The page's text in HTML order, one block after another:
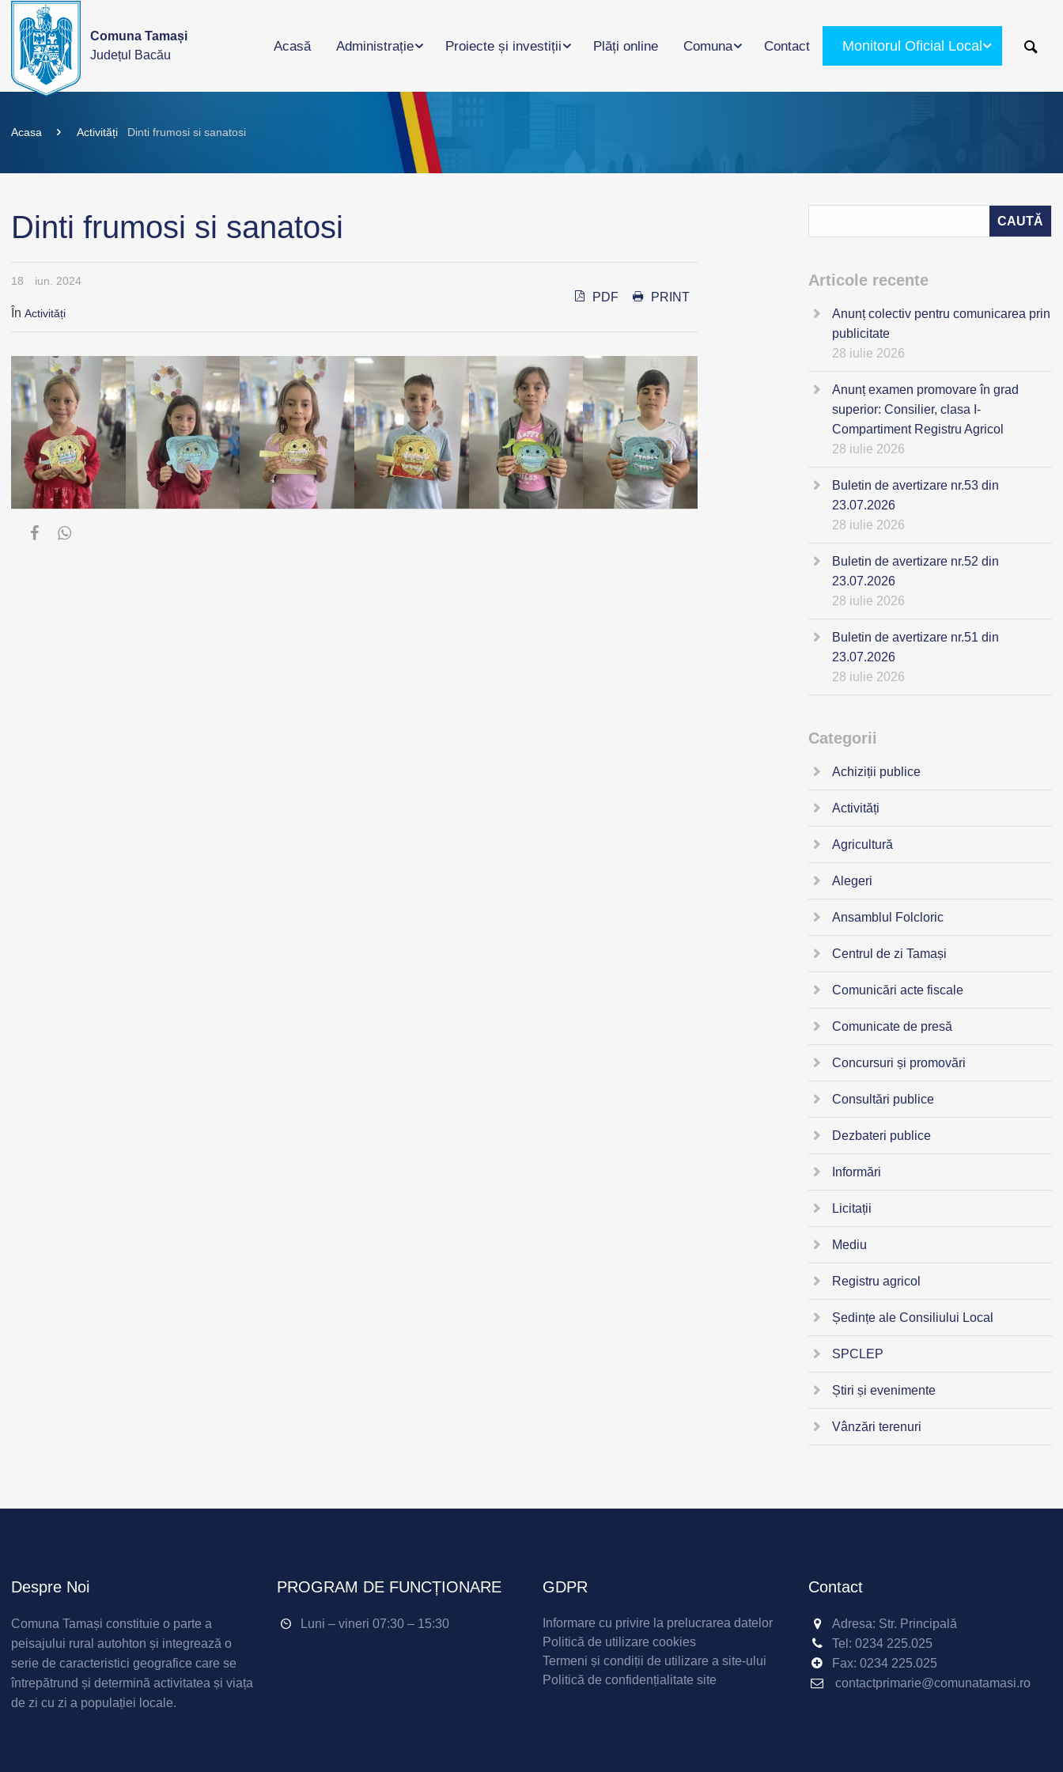
Comuna Tamași
Județul Bacău
Acasă Administrație Proiecte și investiții Plăți online Comuna Contact Monitorul Oficial Local
Acasa Activități Dinti frumosi si sanatosi
Dinti frumosi si sanatosi
18 iun. 2024
În Activități
PDF PRINT
Articole recente
Anunț colectiv pentru comunicarea prin
publicitate
28 iulie 2026
Anunț examen promovare în grad
superior: Consilier, clasa I-
Compartiment Registru Agricol
28 iulie 2026
Buletin de avertizare nr.53 din
23.07.2026
28 iulie 2026
Buletin de avertizare nr.52 din
23.07.2026
28 iulie 2026
Buletin de avertizare nr.51 din
23.07.2026
28 iulie 2026
Categorii
Achiziții publice
Activități
Agricultură
Alegeri
Ansamblul Folcloric
Centrul de zi Tamași
Comunicări acte fiscale
Comunicate de presă
Concursuri și promovări
Consultări publice
Dezbateri publice
Informări
Licitații
Mediu
Registru agricol
Ședințe ale Consiliului Local
SPCLEP
Știri și evenimente
Vânzări terenuri
Despre Noi
Comuna Tamași constituie o parte a
peisajului rural autohton și integrează o
serie de caracteristici geografice care se
întrepătrund și determină activitatea și viața
de zi cu zi a populației locale.
PROGRAM DE FUNCȚIONARE
Luni – vineri 07:30 – 15:30
GDPR
Informare cu privire la prelucrarea datelor
Politică de utilizare cookies
Termeni și condiții de utilizare a site-ului
Politică de confidențialitate site
Contact
Adresa: Str. Principală
Tel: 0234 225.025
Fax: 0234 225.025
contactprimarie@comunatamasi.ro